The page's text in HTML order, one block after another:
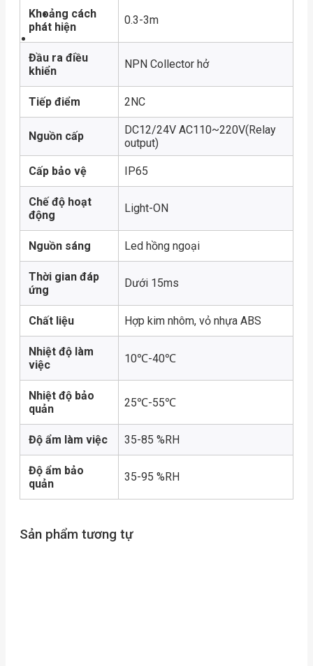
Khoảng cách
phát hiện
0.3-3m
Đầu ra điều
khiển
NPN Collector hở
Tiếp điểm 2NC
Nguồn cấp
DC12/24V AC110~220V(Relay
output)
Cấp bảo vệ IP65
Chế độ hoạt
động
Light-ON
Nguồn sáng Led hồng ngoại
Thời gian đáp
ứng
Dưới 15ms
Chất liệu Hợp kim nhôm, vỏ nhựa ABS
Nhiệt độ làm
việc
10℃-40℃
Nhiệt độ bảo
quản
25℃-55℃
Độ ẩm làm việc 35-85 %RH
Độ ẩm bảo
quản
35-95 %RH
Sản phẩm tương tự